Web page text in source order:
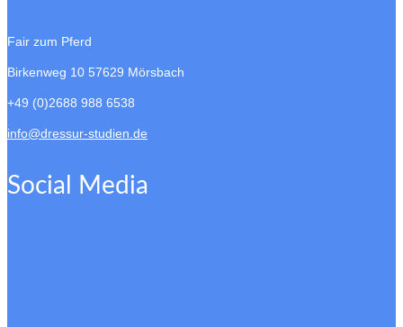
Fair zum Pferd
Birkenweg 10 57629 Mörsbach
+49 (0)2688 988 6538
info@dressur-studien.de
Social Media